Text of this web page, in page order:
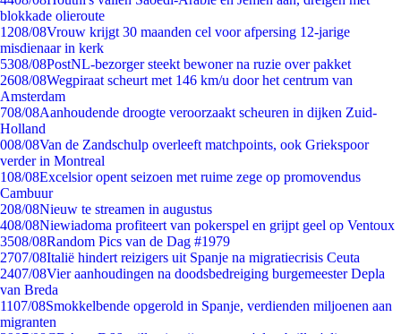
blokkade olieroute
1208/08Vrouw krijgt 30 maanden cel voor afpersing 12-jarige
misdienaar in kerk
5308/08PostNL-bezorger steekt bewoner na ruzie over pakket
2608/08Wegpiraat scheurt met 146 km/u door het centrum van
Amsterdam
708/08Aanhoudende droogte veroorzaakt scheuren in dijken Zuid-
Holland
008/08Van de Zandschulp overleeft matchpoints, ook Griekspoor
verder in Montreal
108/08Excelsior opent seizoen met ruime zege op promovendus
Cambuur
208/08Nieuw te streamen in augustus
408/08Niewiadoma profiteert van pokerspel en grijpt geel op Ventoux
3508/08Random Pics van de Dag #1979
2707/08Italië hindert reizigers uit Spanje na migratiecrisis Ceuta
2407/08Vier aanhoudingen na doodsbedreiging burgemeester Depla
van Breda
1107/08Smokkelbende opgerold in Spanje, verdienden miljoenen aan
migranten